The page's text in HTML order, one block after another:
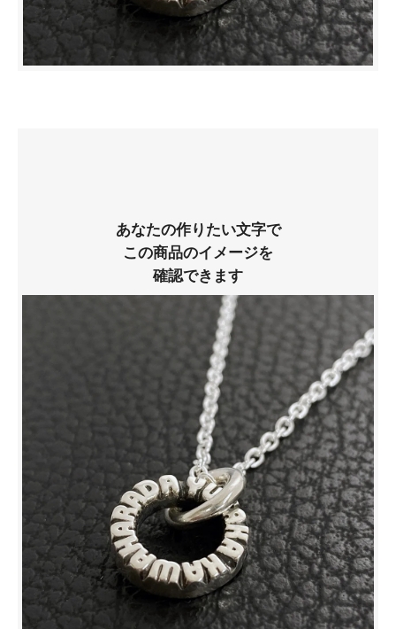
あなたの作りたい文字で
この商品のイメージを
確認できます